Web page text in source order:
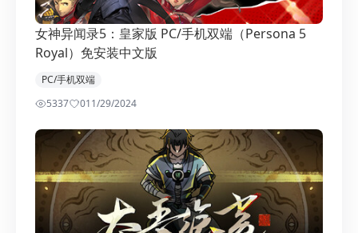
女神异闻录5：皇家版 PC/手机双端（Persona 5
Royal）免安装中文版
PC/手机双端
5337
011/29/2024